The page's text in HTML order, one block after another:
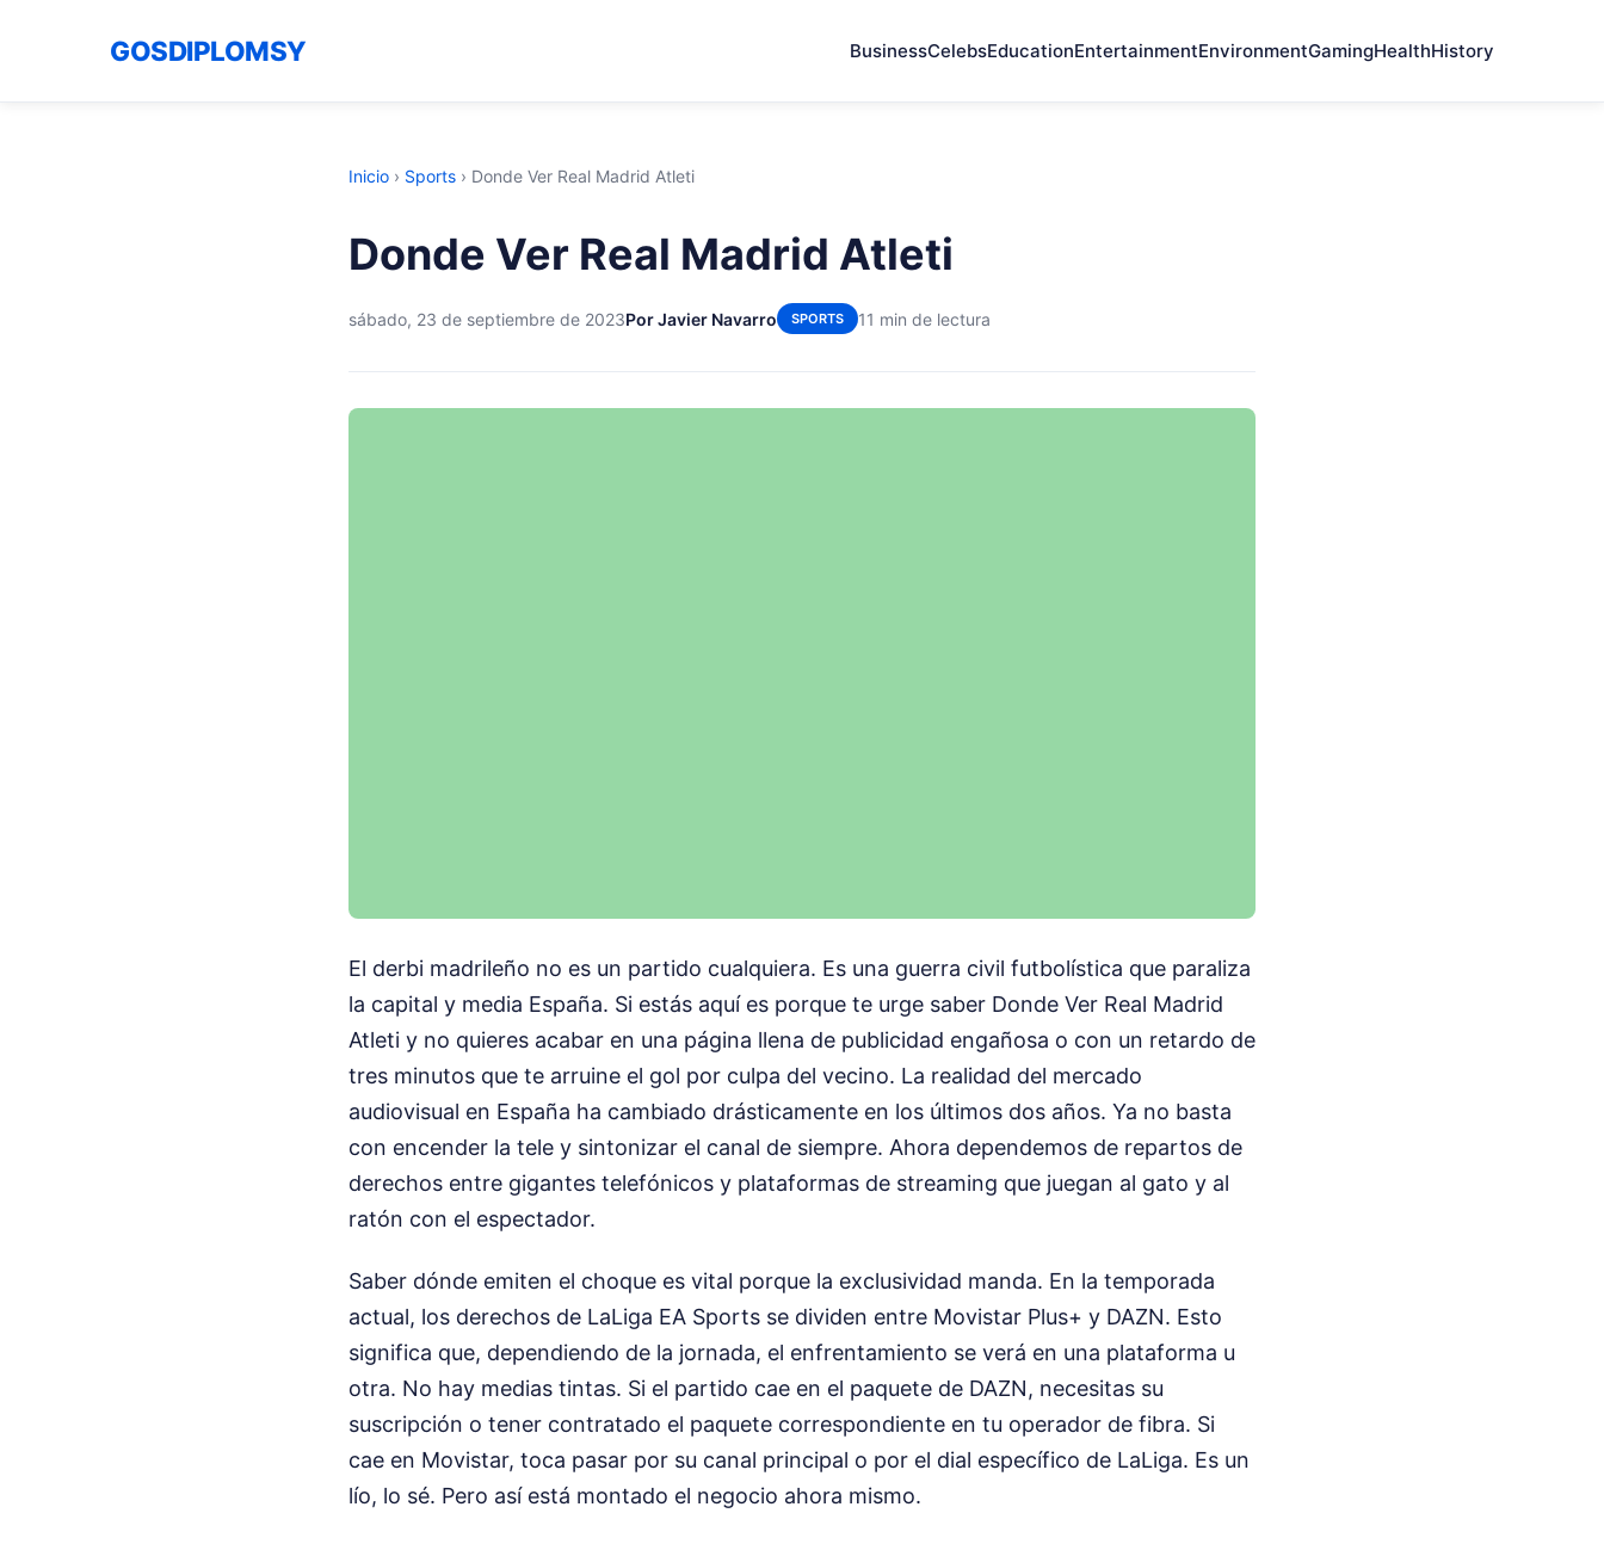
GOSDIPLOMSY BusinessCelebsEducationEntertainmentEnvironmentGamingHealthHistory
Inicio › Sports › Donde Ver Real Madrid Atleti
Donde Ver Real Madrid Atleti
sábado, 23 de septiembre de 2023Por Javier Navarro SPORTS 11 min de lectura
El derbi madrileño no es un partido cualquiera. Es una guerra civil futbolística que paraliza
la capital y media España. Si estás aquí es porque te urge saber Donde Ver Real Madrid
Atleti y no quieres acabar en una página llena de publicidad engañosa o con un retardo de
tres minutos que te arruine el gol por culpa del vecino. La realidad del mercado
audiovisual en España ha cambiado drásticamente en los últimos dos años. Ya no basta
con encender la tele y sintonizar el canal de siempre. Ahora dependemos de repartos de
derechos entre gigantes telefónicos y plataformas de streaming que juegan al gato y al
ratón con el espectador.
Saber dónde emiten el choque es vital porque la exclusividad manda. En la temporada
actual, los derechos de LaLiga EA Sports se dividen entre Movistar Plus+ y DAZN. Esto
significa que, dependiendo de la jornada, el enfrentamiento se verá en una plataforma u
otra. No hay medias tintas. Si el partido cae en el paquete de DAZN, necesitas su
suscripción o tener contratado el paquete correspondiente en tu operador de fibra. Si
cae en Movistar, toca pasar por su canal principal o por el dial específico de LaLiga. Es un
lío, lo sé. Pero así está montado el negocio ahora mismo.